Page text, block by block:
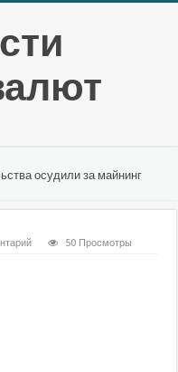
осудили за майнинг
50 Просмотры